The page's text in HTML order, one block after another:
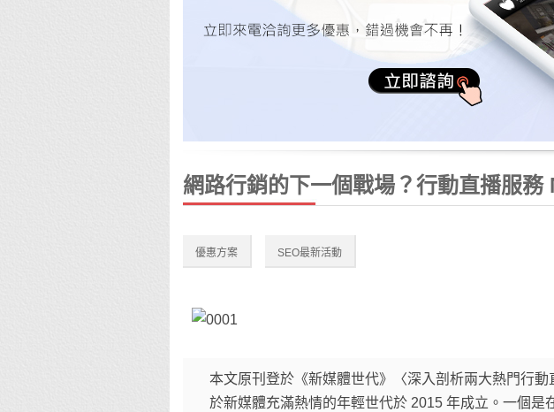
網路行銷的下一個戰場？行動直播服
優惠方案 SEO最新活動
本文原刊登於《新媒體世代》〈深入剖析兩大熱門行
於新媒體充滿熱情的年輕世代於 2015 年成立。一個